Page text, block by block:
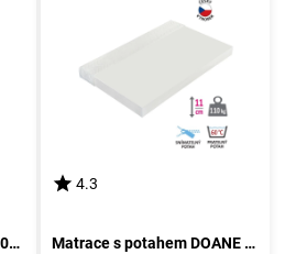
Matrace GANGAPUR 90x200 cm bez potahu
4.3
Matrace s potahem DOANE 140x200 cm